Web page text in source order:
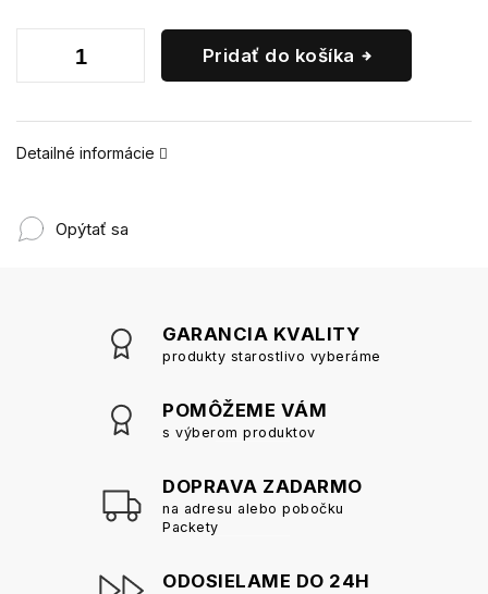
Pridať do košíka
Detailné informácie
Opýtať sa
GARANCIA KVALITY
produkty starostlivo vyberáme
POMÔŽEME VÁM
s výberom produktov
DOPRAVA ZADARMO
na adresu alebo pobočku
Packety
ODOSIELAME DO 24H